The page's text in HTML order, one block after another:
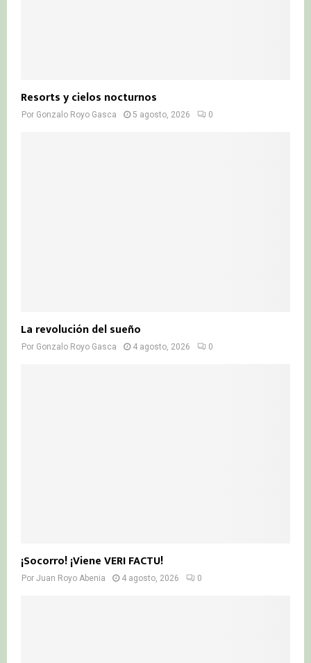
Resorts y cielos nocturnos
Por Gonzalo Royo Gasca 5 agosto, 2026 0
La revolución del sueño
Por Gonzalo Royo Gasca 4 agosto, 2026 0
¡Socorro! ¡Viene VERI FACTU!
Por Juan Royo Abenia 4 agosto, 2026 0